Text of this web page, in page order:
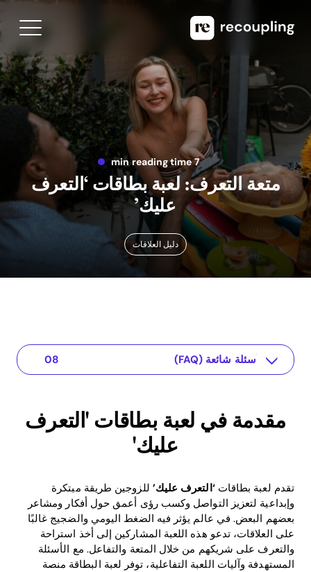
7 min reading time
متعة التعرف: لعبة بطاقات ‘التعرف
عليك’
دليل العلاقات
مقدمة في لعبة بطاقات 'التعرف عليك'
التطبيق لعلاقتك
فوائد لعبة التعرف
أمثلة على الأسئلة في لعبة بطاقات 'التعرف عليك'
دمج الألعاب في العلاقات
عائدات ألعاب التعرف
خاتمة: لماذا يجب على الأزواج اللعب بلعبة بطاقات 'التعرف عليك'
أسئلة شائعة (FAQ)
مقدمة في لعبة بطاقات 'التعرف
عليك'
تقدم لعبة بطاقات‘التعرف عليك’ للزوجين طريقة مبتكرة
وإبداعية لتعزيز التواصل وكسب رؤى أعمق حول أفكار ومشاعر
بعضهم البعض. في عالم يؤثر فيه الضغط اليومي والضجيج غالبًا
على العلاقات، تدعو هذه اللعبة المشاركين إلى أخذ استراحة
والتعرف على شريكهم من خلال المتعة والتفاعل. مع الأسئلة
المستهدفة وآليات اللعبة التفاعلية، توفر لعبة البطاقة منصة